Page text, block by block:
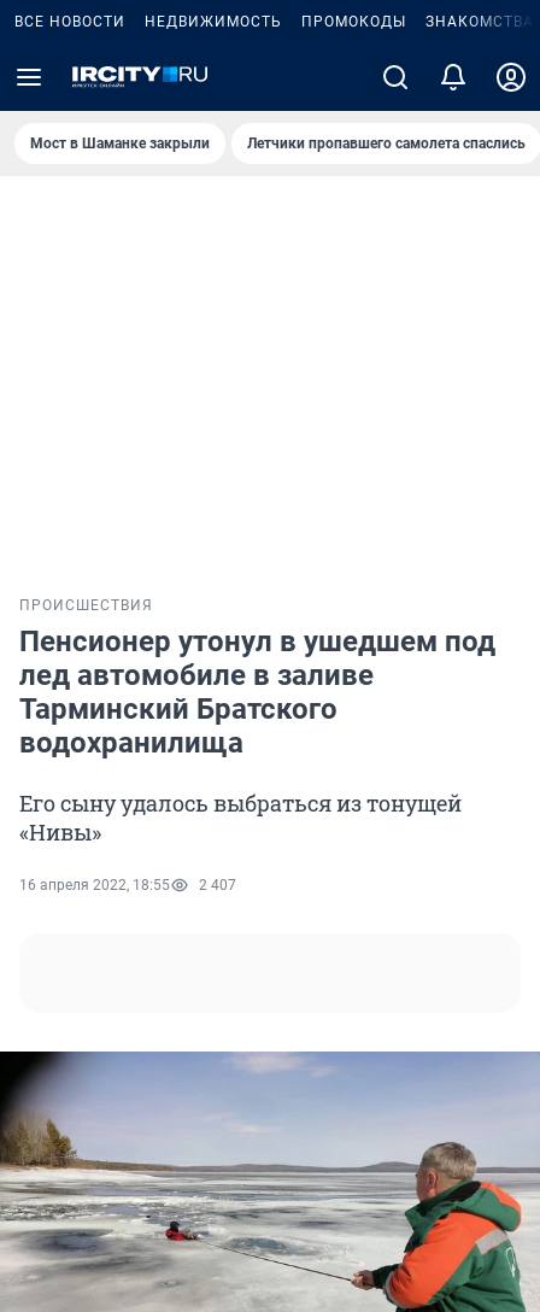
ВСЕ НОВОСТИ НЕДВИЖИМОСТЬ ПРОМОКОДЫ ЗНАКОМСТВА
Мост в Шаманке закрыли Летчики пропавшего самолета спаслись
ПРОИСШЕСТВИЯ
Пенсионер утонул в ушедшем под
лед автомобиле в заливе
Тарминский Братского
водохранилища
Его сыну удалось выбраться из тонущей
«Нивы»
16 апреля 2022, 18:55 2 407